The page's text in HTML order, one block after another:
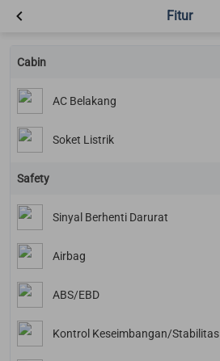
Fitur
Cabin
AC Belakang
Soket Listrik
Safety
Sinyal Berhenti Darurat
Airbag
ABS/EBD
Kontrol Keseimbangan/Stabilitas